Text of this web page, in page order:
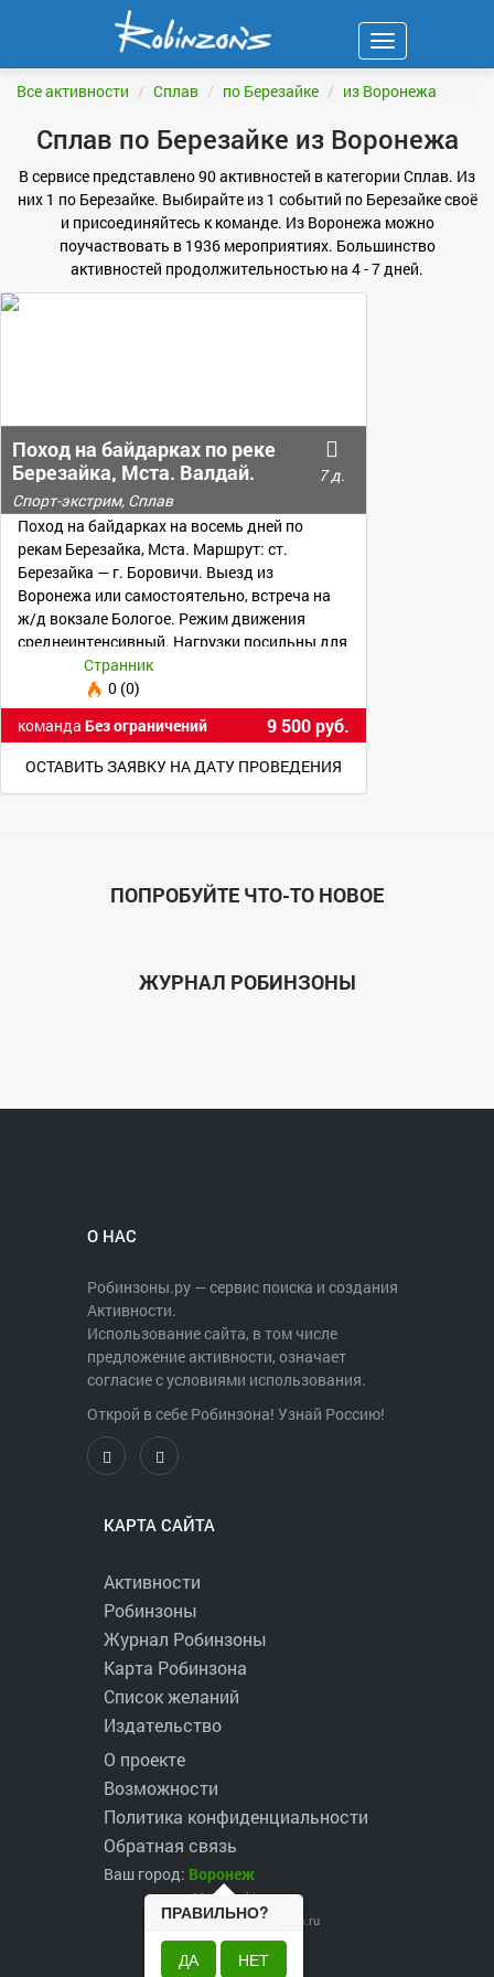
Навигация
Все активности Сплав по Березайке из Воронежа
Сплав по Березайке из Воронежа
В сервисе представлено 90 активностей в категории Сплав. Из
них 1 по Березайке. Выбирайте из 1 событий по Березайке своё
и присоединяйтесь к команде. Из Воронежа можно
поучаствовать в 1936 мероприятиях. Большинство
активностей продолжительностью на 4 - 7 дней.
Поход на байдарках по реке
Березайка, Мста. Валдай.
7 д.
Спорт-экстрим, Сплав
Поход на байдарках на восемь дней по
рекам Березайка, Мста. Маршрут: ст.
Березайка — г. Боровичи. Выезд из
Воронежа или самостоятельно, встреча на
ж/д вокзале Бологое. Режим движения
среднеинтенсивный. Нагрузки посильны для
Странник
0 (0)
команда Без ограничений 9 500 руб.
ОСТАВИТЬ ЗАЯВКУ НА ДАТУ ПРОВЕДЕНИЯ
ПОПРОБУЙТЕ ЧТО-ТО НОВОЕ
ЖУРНАЛ РОБИНЗОНЫ
О НАС
Робинзоны.ру — сервис поиска и создания
Активности.
Использование сайта, в том числе
предложение активности, означает
согласие с условиями использования.
Открой в себе Робинзона! Узнай Россию!
КАРТА САЙТА
Активности
Робинзоны
Журнал Робинзоны
Карта Робинзона
Список желаний
Издательство
О проекте
Возможности
Политика конфиденциальности
Обратная связь
Ваш город: Воронеж
ПРАВИЛЬНО?
ДА НЕТ
2017 ©robinzons.ru
robinzons@robinzons.ru